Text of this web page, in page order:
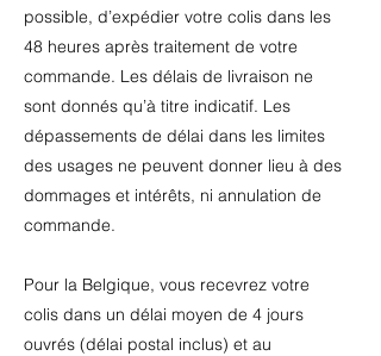
possible, d’expédier votre colis dans les
48 heures après traitement de votre
commande. Les délais de livraison ne
sont donnés qu’à titre indicatif. Les
dépassements de délai dans les limites
des usages ne peuvent donner lieu à des
dommages et intérêts, ni annulation de
commande.
Pour la Belgique, vous recevrez votre
colis dans un délai moyen de 4 jours
ouvrés (délai postal inclus) et au